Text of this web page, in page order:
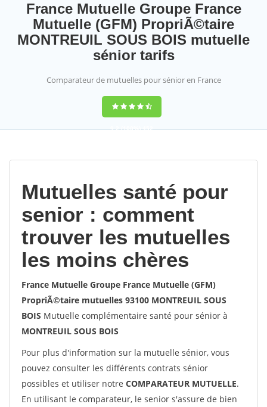
France Mutuelle Groupe France
Mutuelle (GFM) PropriÃ©taire
MONTREUIL SOUS BOIS mutuelle
sénior tarifs
Comparateur de mutuelles pour sénior en France
9,2(100%)452
Mutuelles santé pour
senior : comment
trouver les mutuelles
les moins chères
France Mutuelle Groupe France Mutuelle (GFM)
PropriÃ©taire mutuelles 93100 MONTREUIL SOUS
BOIS Mutuelle complémentaire santé pour sénior à
MONTREUIL SOUS BOIS
Pour plus d'information sur la mutuelle sénior, vous
pouvez consulter les différents contrats sénior
possibles et utiliser notre COMPARATEUR MUTUELLE.
En utilisant le comparateur, le senior s'assure de bien